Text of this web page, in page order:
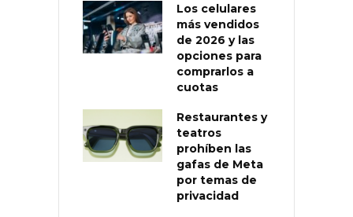
Los celulares
más vendidos
de 2026 y las
opciones para
comprarlos a
cuotas
Restaurantes y
teatros
prohíben las
gafas de Meta
por temas de
privacidad